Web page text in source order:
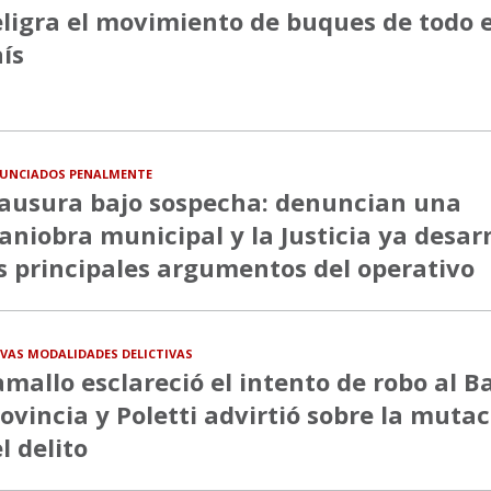
el movimiento de buques de todo
PENALMENTE
bajo sospecha: denuncian una
municipal y la Justicia ya
principales argumentos del operativo
MODALIDADES DELICTIVAS
esclareció el intento de robo al
y Poletti advirtió sobre la
delito